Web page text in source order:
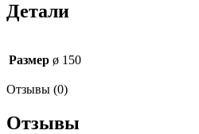
Детали
Размер ø 150
Отзывы (0)
Отзывы